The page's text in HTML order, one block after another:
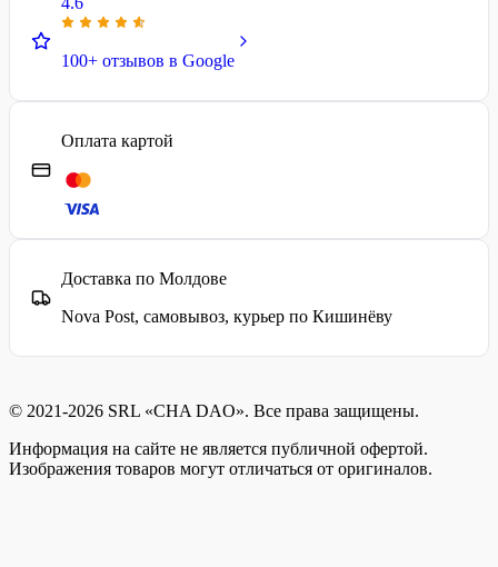
100+ отзывов в Google
Оплата картой
Доставка по Молдове
Nova Post, самовывоз, курьер по Кишинёву
© 2021-2026 SRL «CHA DAO». Все права защищены.
Информация на сайте не является публичной офертой.
Изображения товаров могут отличаться от оригиналов.